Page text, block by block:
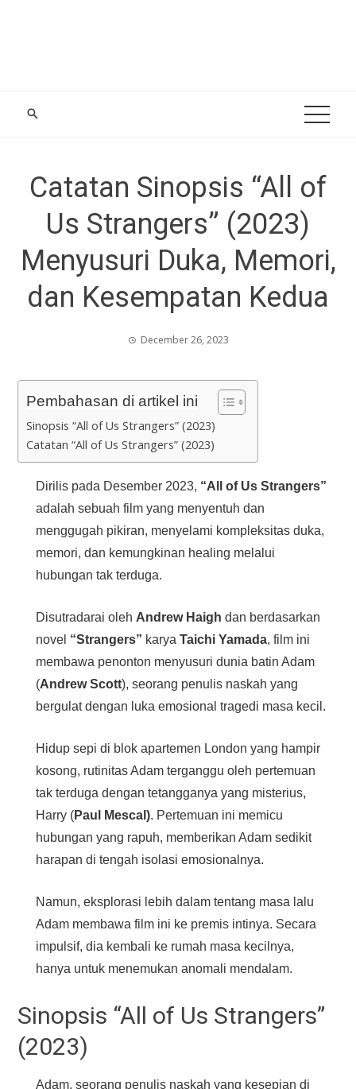
Catatan Sinopsis “All of
Us Strangers” (2023)
Menyusuri Duka, Memori,
dan Kesempatan Kedua
December 26, 2023
Pembahasan di artikel ini
Sinopsis “All of Us Strangers” (2023)
Catatan “All of Us Strangers” (2023)
Dirilis pada Desember 2023, “All of Us Strangers”
adalah sebuah film yang menyentuh dan
menggugah pikiran, menyelami kompleksitas duka,
memori, dan kemungkinan healing melalui
hubungan tak terduga.
Disutradarai oleh Andrew Haigh dan berdasarkan
novel “Strangers” karya Taichi Yamada, film ini
membawa penonton menyusuri dunia batin Adam
(Andrew Scott), seorang penulis naskah yang
bergulat dengan luka emosional tragedi masa kecil.
Hidup sepi di blok apartemen London yang hampir
kosong, rutinitas Adam terganggu oleh pertemuan
tak terduga dengan tetangganya yang misterius,
Harry (Paul Mescal). Pertemuan ini memicu
hubungan yang rapuh, memberikan Adam sedikit
harapan di tengah isolasi emosionalnya.
Namun, eksplorasi lebih dalam tentang masa lalu
Adam membawa film ini ke premis intinya. Secara
impulsif, dia kembali ke rumah masa kecilnya,
hanya untuk menemukan anomali mendalam.
Sinopsis “All of Us Strangers”
(2023)
Adam, seorang penulis naskah yang kesepian di